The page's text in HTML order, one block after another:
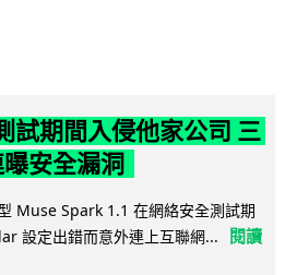
試期間入侵他家公司 三
安全漏洞
Muse Spark 1.1 在網絡安全測試期
設定出錯而意外連上互聯網...
閱讀